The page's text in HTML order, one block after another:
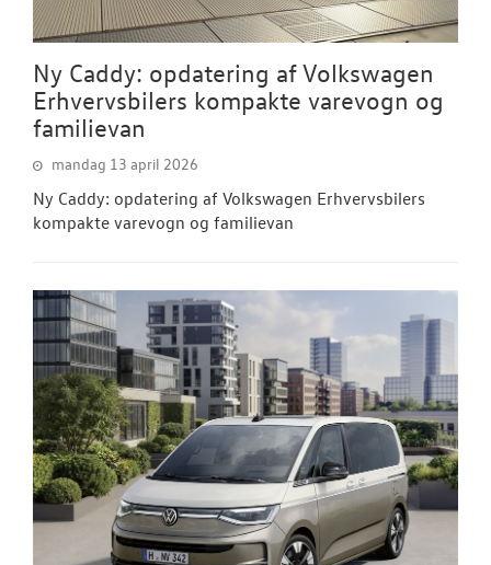
Ny Caddy: opdatering af Volkswagen
Erhvervsbilers kompakte varevogn og
familievan
mandag 13 april 2026
Ny Caddy: opdatering af Volkswagen Erhvervsbilers
kompakte varevogn og familievan